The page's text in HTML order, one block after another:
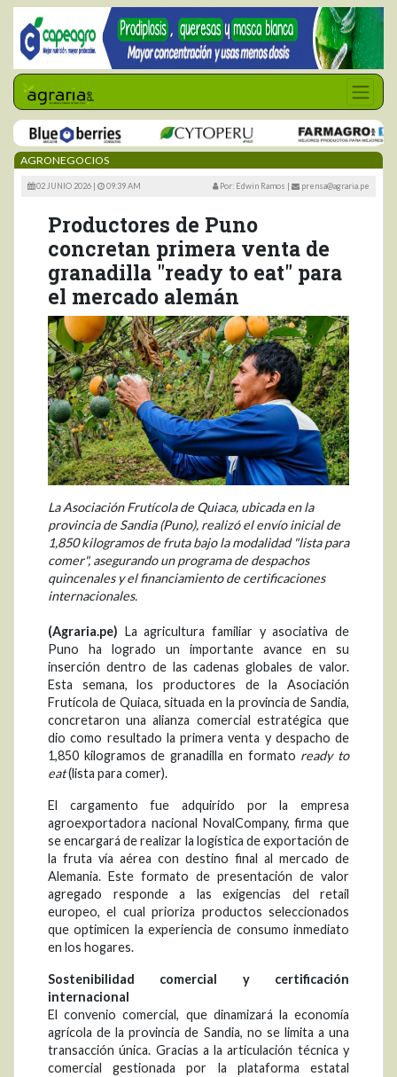
AGRONEGOCIOS
02 JUNIO 2026 | 09:39 AM Por: Edwin Ramos | prensa@agraria.pe
Productores de Puno
concretan primera venta de
granadilla "ready to eat" para
el mercado alemán
La Asociación Frutícola de Quiaca, ubicada en la
provincia de Sandia (Puno), realizó el envío inicial de
1,850 kilogramos de fruta bajo la modalidad "lista para
comer", asegurando un programa de despachos
quincenales y el financiamiento de certificaciones
internacionales.
(Agraria.pe) La agricultura familiar y asociativa de
Puno ha logrado un importante avance en su
inserción dentro de las cadenas globales de valor.
Esta semana, los productores de la Asociación
Frutícola de Quiaca, situada en la provincia de Sandia,
concretaron una alianza comercial estratégica que
dio como resultado la primera venta y despacho de
1,850 kilogramos de granadilla en formato ready to
eat(lista para comer).
El cargamento fue adquirido por la empresa
agroexportadora nacional NovalCompany, firma que
se encargará de realizar la logística de exportación de
la fruta vía aérea con destino final al mercado de
Alemania. Este formato de presentación de valor
agregado responde a las exigencias del retail
europeo, el cual prioriza productos seleccionados
que optimicen la experiencia de consumo inmediato
en los hogares.
Sostenibilidad comercial y certificación
internacional
El convenio comercial, que dinamizará la economía
agrícola de la provincia de Sandia, no se limita a una
transacción única. Gracias a la articulación técnica y
comercial gestionada por la plataforma estatal